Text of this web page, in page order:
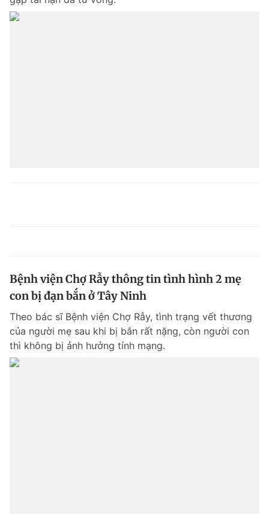
Bệnh viện Chợ Rẫy thông tin tình hình 2 mẹ
con bị đạn bắn ở Tây Ninh
Theo bác sĩ Bệnh viện Chợ Rẫy, tình trạng vết thương
của người mẹ sau khi bị bắn rất nặng, còn người con
thì không bị ảnh hưởng tính mạng.